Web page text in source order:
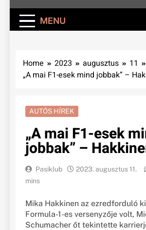
MENU
Home 2023 augusztus
11
„A mai F1-esek mind jobbak” –
AUTÓS HÍREK
„A mai F1-esek
jobbak” –
Pasiklub 2023. augusztus 11.
mins
Mika Hakkinen az ezredforduló
Formula-1-es versenyzője volt,
Schumacher őt tekintette